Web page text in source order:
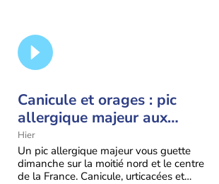
Canicule et orages : pic
allergique majeur aux
urticacées sur la moitié
nord
Hier
Un pic allergique majeur vous guette
dimanche sur la moitié nord et le centre
de la France. Canicule, urticacées et